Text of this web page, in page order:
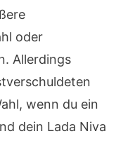
oder
Allerdings
wenn du ein
dein Lada Niva